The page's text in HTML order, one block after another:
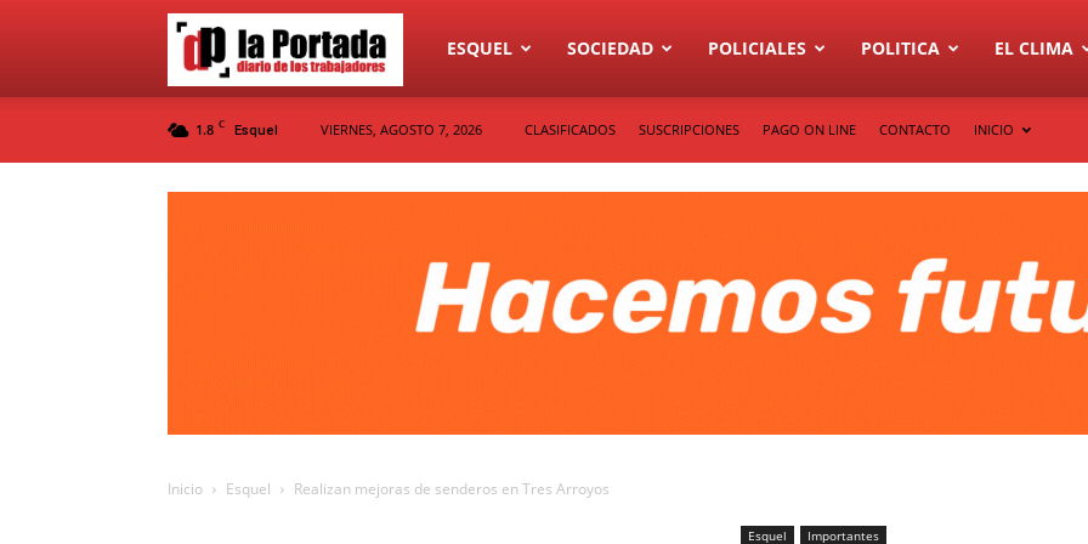
Diario
La
ESQUEL SOCIEDAD POLICIALES POLITICA EL CLIMA
1.8 C Esquel VIERNES, AGOSTO 7, 2026 CLASIFICADOS SUSCRIPCIONES PAGO ON LINE CONTACTO INICIO
Inicio Esquel Realizan mejoras de senderos en Tres Arroyos
Esquel Importantes